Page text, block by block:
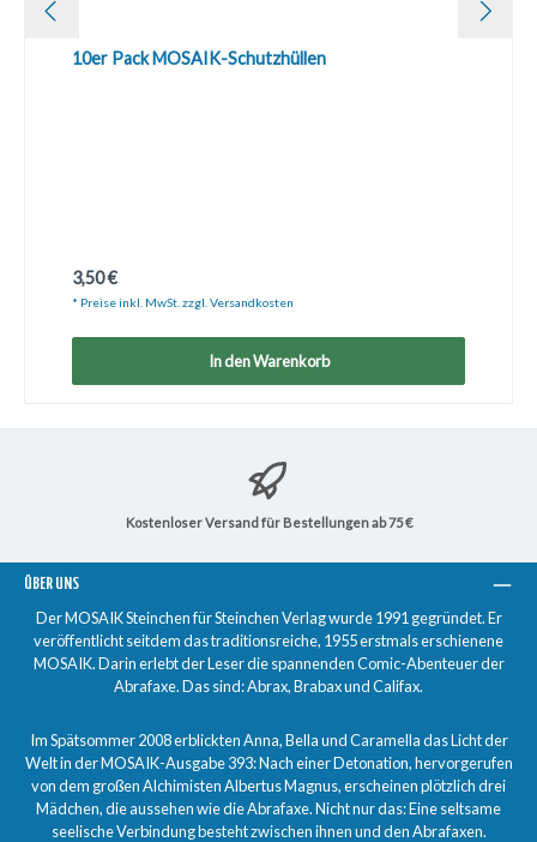
10er Pack MOSAIK-Schutzhüllen
Regulärer Preis:
3,50 €
* Preise inkl. MwSt. zzgl. Versandkosten
In den Warenkorb
Kostenloser Versand für Bestellungen ab 75 €
ÜBER UNS
Der MOSAIK Steinchen für Steinchen Verlag wurde 1991 gegründet. Er
veröffentlicht seitdem das traditionsreiche, 1955 erstmals erschienene
MOSAIK. Darin erlebt der Leser die spannenden Comic-Abenteuer der
Abrafaxe. Das sind: Abrax, Brabax und Califax.
Im Spätsommer 2008 erblickten Anna, Bella und Caramella das Licht der
Welt in der MOSAIK-Ausgabe 393: Nach einer Detonation, hervorgerufen
von dem großen Alchimisten Albertus Magnus, erscheinen plötzlich drei
Mädchen, die aussehen wie die Abrafaxe. Nicht nur das: Eine seltsame
seelische Verbindung besteht zwischen ihnen und den Abrafaxen.